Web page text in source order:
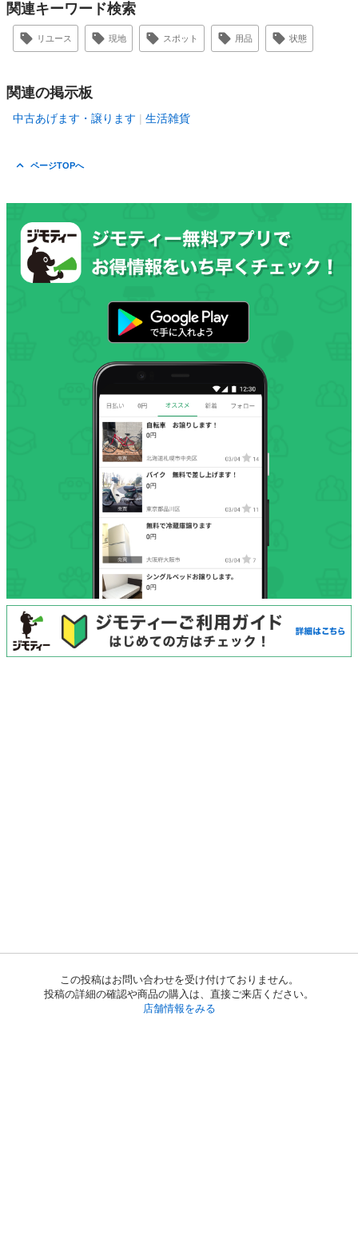
この投稿はお問い合わせを受け付けておりません。
投稿の詳細の確認や商品の購入は、直接ご来店ください。
店舗情報をみる
関連キーワード検索
リユース 現地 スポット 用品 状態
関連の掲示板
中古あげます・譲ります 生活雑貨
ページTOPへ